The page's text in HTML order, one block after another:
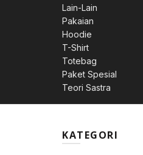
Lain-Lain
Pakaian
Hoodie
T-Shirt
Totebag
Paket Spesial
Teori Sastra
KATEGORI